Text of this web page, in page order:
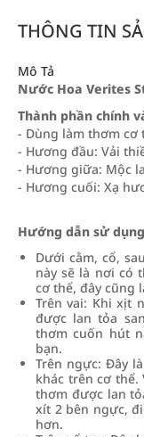
THÔNG TIN
Mô Tả
Nước Hoa Verites
Thành phần chính
- Dùng làm thơm cơ
- Hương đầu: Vải
- Hương giữa: Mộc
- Hương cuối: Xạ
Hướng dẫn sử
Dưới cằm, cổ,
này sẽ là nơi có
cơ thể, đây cũng
Trên vai: Khi xịt
được lan tỏa
thơm cuốn hút
bạn.
Trên ngực: Đây
khác trên cơ
thơm được lan
xít 2 bên ngực,
hơn.